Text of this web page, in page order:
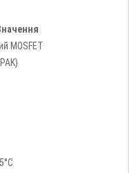
MOSFET